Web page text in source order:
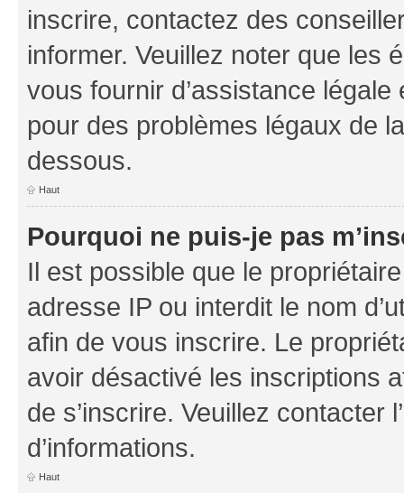
inscrire, contactez des
informer. Veuillez noter que les
vous fournir d’assistance
pour des problèmes légaux de
dessous.
Haut
Pourquoi ne puis-je pas
Il est possible que le
adresse IP ou interdit le nom
afin de vous inscrire. Le
avoir désactivé les inscriptions
de s’inscrire. Veuillez contacter
d’informations.
Haut